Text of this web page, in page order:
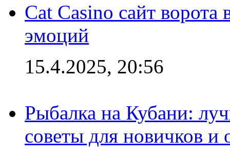
Cat Casino сайт
эмоций
15.4.2025, 20:56
Рыбалка на Кубани:
советы для новичков